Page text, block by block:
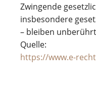
Zwingende
insbesondere
– bleiben
Quelle:
https://www.e-